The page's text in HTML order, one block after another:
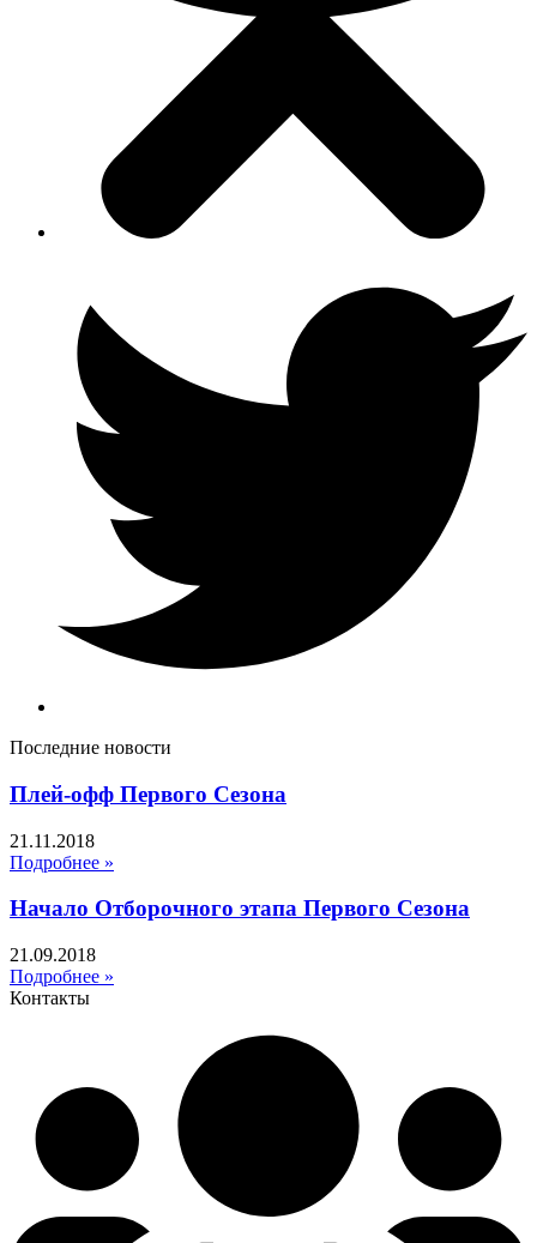
Последние новости
Плей-офф Первого Сезона
21.11.2018
Подробнее »
Начало Отборочного этапа Первого Сезона
21.09.2018
Подробнее »
Контакты